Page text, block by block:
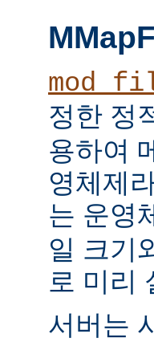
정한 정
용하여
영체제
는 운영
일 크기
로 미리
서버는